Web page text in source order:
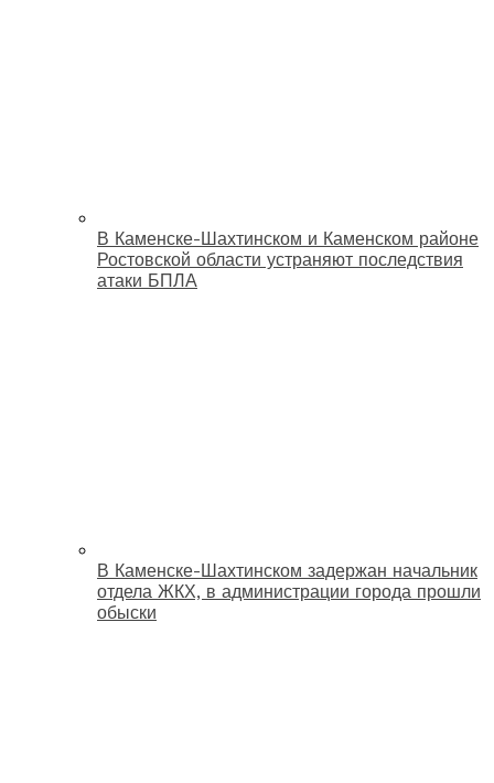
В Каменске-Шахтинском и Каменском районе
Ростовской области устраняют последствия
атаки БПЛА
В Каменске-Шахтинском задержан начальник
отдела ЖКХ, в администрации города прошли
обыски